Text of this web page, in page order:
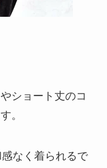
ショート丈のコ
。
なく着られるで